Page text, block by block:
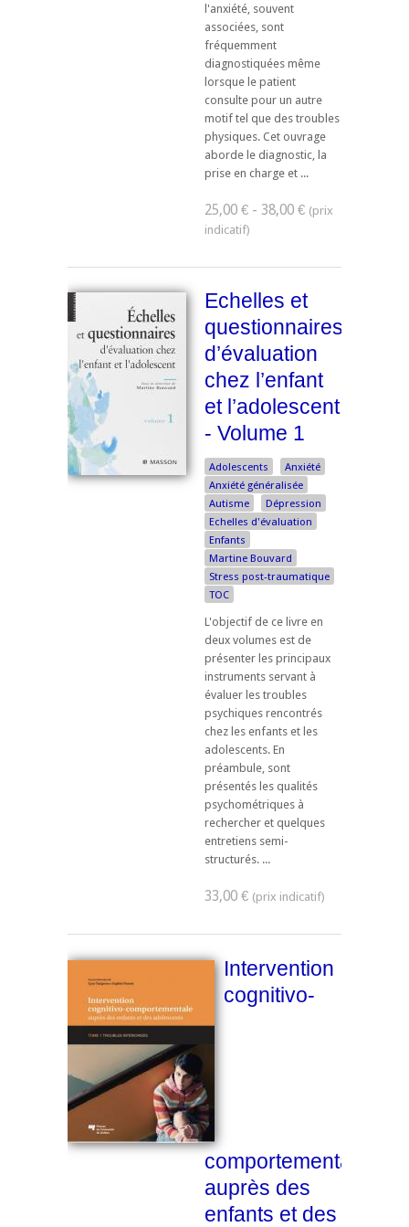
l'anxiété, souvent
associées, sont
fréquemment
diagnostiquées même
lorsque le patient
consulte pour un autre
motif tel que des troubles
physiques. Cet ouvrage
aborde le diagnostic, la
prise en charge et ...
25,00 € - 38,00 €
Echelles et
questionnaires
d’évaluation
chez l’enfant
et l’adolescent
- Volume 1
Adolescents
Anxiété
Anxiété généralisée
Autisme
Dépression
Echelles d'évaluation
Enfants
Martine Bouvard
Stress post-traumatique
TOC
L'objectif de ce livre en
deux volumes est de
présenter les principaux
instruments servant à
évaluer les troubles
psychiques rencontrés
chez les enfants et les
adolescents. En
préambule, sont
présentés les qualités
psychométriques à
rechercher et quelques
entretiens semi-
structurés. ...
33,00 €
Intervention
cognitivo-
comportementale
auprès des
enfants et des